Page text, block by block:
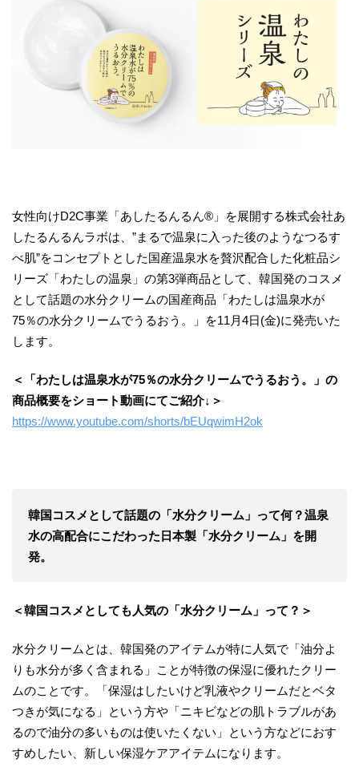
女性向けD2C事業「あしたるんるん®」を展開する株式会社あ
したるんるんラボは、”まるで温泉に入った後のようなつるす
べ肌”をコンセプトとした国産温泉水を贅沢配合した化粧品シ
リーズ「わたしの温泉」の第3弾商品として、韓国発のコスメ
として話題の水分クリームの国産商品「わたしは温泉水が
75％の水分クリームでうるおう。」を11月4日(金)に発売いた
します。
＜「わたしは温泉水が75％の水分クリームでうるおう。」の
商品概要をショート動画にてご紹介↓＞
https://www.youtube.com/shorts/bEUqwimH2ok
韓国コスメとして話題の「水分クリーム」って何？温泉
水の高配合にこだわった日本製「水分クリーム」を開
発。
＜韓国コスメとしても人気の「水分クリーム」って？＞
水分クリームとは、韓国発のアイテムが特に人気で「油分よ
りも水分が多く含まれる」ことが特徴の保湿に優れたクリー
ムのことです。「保湿はしたいけど乳液やクリームだとベタ
つきが気になる」という方や「ニキビなどの肌トラブルがあ
るので油分の多いものは使いたくない」という方などにおす
すめしたい、新しい保湿ケアアイテムになります。